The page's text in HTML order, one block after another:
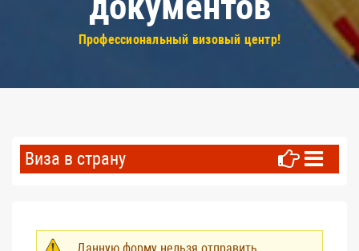
Профессиональный визовый центр!
Виза в страну